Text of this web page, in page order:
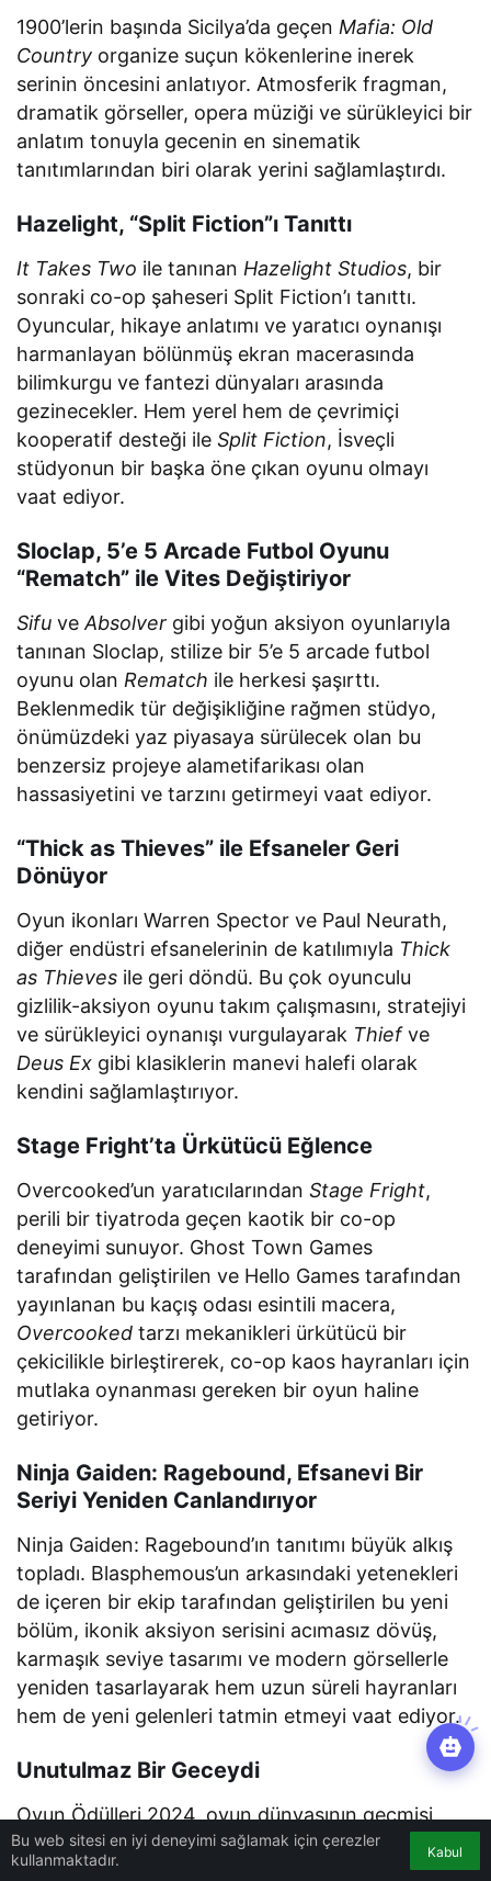
1900’lerin başında Sicilya’da geçen Mafia: Old
Country organize suçun kökenlerine inerek
serinin öncesini anlatıyor. Atmosferik fragman,
dramatik görseller, opera müziği ve sürükleyici bir
anlatım tonuyla gecenin en sinematik
tanıtımlarından biri olarak yerini sağlamlaştırdı.
Hazelight, “Split Fiction”ı Tanıttı
It Takes Two ile tanınan Hazelight Studios, bir
sonraki co-op şaheseri Split Fiction’ı tanıttı.
Oyuncular, hikaye anlatımı ve yaratıcı oynanışı
harmanlayan bölünmüş ekran macerasında
bilimkurgu ve fantezi dünyaları arasında
gezinecekler. Hem yerel hem de çevrimiçi
kooperatif desteği ileSplit Fiction, İsveçli
stüdyonun bir başka öne çıkan oyunu olmayı
vaat ediyor.
Sloclap, 5’e 5 Arcade Futbol Oyunu
“Rematch” ile Vites Değiştiriyor
Sifu veAbsolver gibi yoğun aksiyon oyunlarıyla
tanınan Sloclap, stilize bir 5’e 5 arcade futbol
oyunu olan Rematch ile herkesi şaşırttı.
Beklenmedik tür değişikliğine rağmen stüdyo,
önümüzdeki yaz piyasaya sürülecek olan bu
benzersiz projeye alametifarikası olan
hassasiyetini ve tarzını getirmeyi vaat ediyor.
“Thick as Thieves” ile Efsaneler Geri
Dönüyor
Oyun ikonları Warren Spector ve Paul Neurath,
diğer endüstri efsanelerinin de katılımıyla Thick
as Thieves ile geri döndü. Bu çok oyunculu
gizlilik-aksiyon oyunu takım çalışmasını, stratejiyi
ve sürükleyici oynanışı vurgulayarak Thiefve
Deus Ex gibi klasiklerin manevi halefi olarak
kendini sağlamlaştırıyor.
Stage Fright’ta Ürkütücü Eğlence
Overcooked’un yaratıcılarındanStage Fright,
perili bir tiyatroda geçen kaotik bir co-op
deneyimi sunuyor. Ghost Town Games
tarafından geliştirilen ve Hello Games tarafından
yayınlanan bu kaçış odası esintili macera,
Overcooked tarzı mekanikleri ürkütücü bir
çekicilikle birleştirerek, co-op kaos hayranları için
mutlaka oynanması gereken bir oyun haline
getiriyor.
Ninja Gaiden: Ragebound, Efsanevi Bir
Seriyi Yeniden Canlandırıyor
Ninja Gaiden: Ragebound’ın tanıtımı büyük alkış
topladı. Blasphemous’un arkasındaki yetenekleri
de içeren bir ekip tarafından geliştirilen bu yeni
bölüm, ikonik aksiyon serisini acımasız dövüş,
karmaşık seviye tasarımı ve modern görsellerle
yeniden tasarlayarak hem uzun süreli hayranları
hem de yeni gelenleri tatmin etmeyi vaat ediyor.
Unutulmaz Bir Geceydi
Oyun Ödülleri 2024, oyun dünyasının geçmişi,
bugünü ve geleceğinin bir kutlamasıydı ve herkes
için bir şeyler sunuyordu. Bilim kurgu
Bu web sitesi en iyi deneyimi sağlamak için çerezler
kullanmaktadır.
Kabul